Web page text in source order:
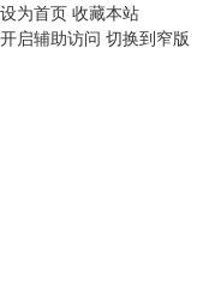
设为首页 收藏本站
开启辅助访问 切换到窄版